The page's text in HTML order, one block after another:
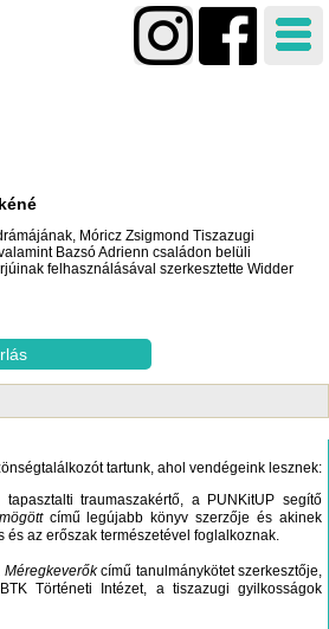
Móricz Zsigmond Tiszazugi
Bazsó Adrienn családon belüli
felhasználásával szerkesztette Widder
tartunk, ahol vendégeink lesznek:
tapasztalti traumaszakértő, a PUNKitUP segítő
című legújabb könyv szerzője és akinek
és az erőszak természetével foglalkoznak.
Méregkeverőkcímű tanulmánykötet szerkesztője,
Történeti Intézet, a tiszazugi gyilkosságok